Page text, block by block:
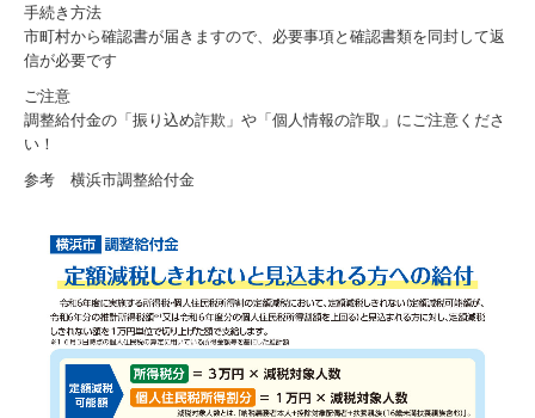
手続き方法
市町村から確認書が届きますので、必要事項と確認書類を同封して返
信が必要です
ご注意
調整給付金の「振り込め詐欺」や「個人情報の詐取」にご注意くださ
い！
参考 横浜市調整給付金